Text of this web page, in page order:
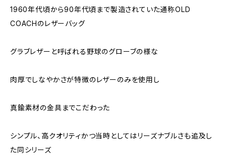
1960年代頃から90年代頃まで製造されていた通称OLD
COACHのレザーバッグ
グラブレザーと呼ばれる野球のグローブの様な
肉厚でしなやかさが特徴のレザーのみを使用し
真鍮素材の金具までこだわった
シンプル、高クオリティかつ当時としてはリーズナブルさも追及し
た同シリーズ